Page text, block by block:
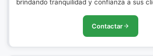
brindando tranquilidad y confianza a sus
Contactar